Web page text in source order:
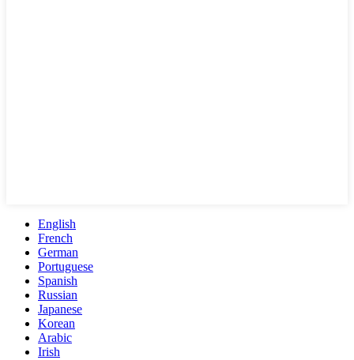
English
French
German
Portuguese
Spanish
Russian
Japanese
Korean
Arabic
Irish